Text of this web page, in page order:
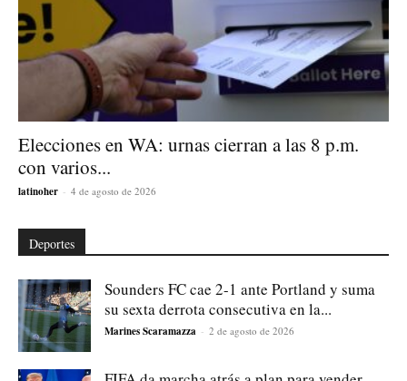
Elecciones en WA: urnas cierran a las 8 p.m.
con varios...
latinoher - 4 de agosto de 2026
Deportes
Sounders FC cae 2-1 ante Portland y suma
su sexta derrota consecutiva en la...
Marines Scaramazza - 2 de agosto de 2026